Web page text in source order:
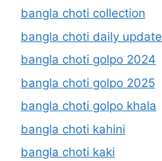
bangla choti collection
bangla choti daily update
bangla choti golpo 2024
bangla choti golpo 2025
bangla choti golpo khala
bangla choti kahini
bangla choti kaki